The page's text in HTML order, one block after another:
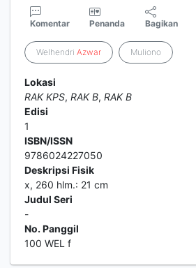
Komentar Penanda Bagikan
Welhendri Azwar Muliono
Lokasi
RAK KPS, RAK B, RAK B
Edisi
1
ISBN/ISSN
9786024227050
Deskripsi Fisik
x, 260 hlm.: 21 cm
Judul Seri
-
No. Panggil
100 WEL f